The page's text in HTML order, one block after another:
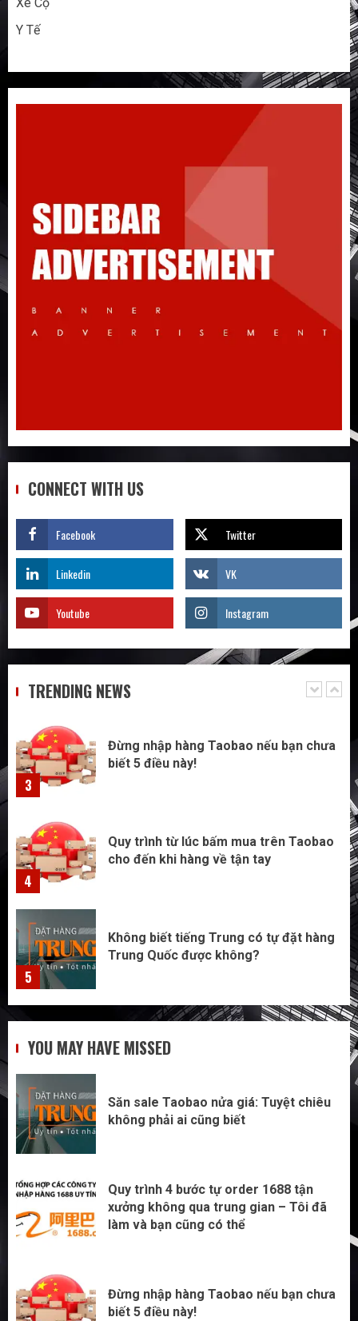
Y Tế
CONNECT WITH US
Facebook Twitter
Linkedin VK
Youtube Instagram
TRENDING NEWS
Đừng nhập hàng Taobao nếu bạn chưa
biết 5 điều này!
5
1
Săn sale Taobao nửa giá: Tuyệt chiêu
không phải ai cũng biết
2
xưởng không qua trung gian – Tôi đã
3
Đừng nhập hàng Taobao nếu bạn chưa
biết 5 điều này!
4
Quy trình từ lúc bấm mua trên Taobao
cho đến khi hàng về tận tay
5
Không biết tiếng Trung có tự đặt hàng
Trung Quốc được không?
1
không phải ai cũng biết
Quy trình 4 bước tự order 1688 tận
Đừng nhập hàng Taobao nếu bạn chưa
YOU MAY HAVE MISSED
Săn sale Taobao nửa giá: Tuyệt chiêu
không phải ai cũng biết
Quy trình 4 bước tự order 1688 tận
xưởng không qua trung gian – Tôi đã
làm và bạn cũng có thể
Đừng nhập hàng Taobao nếu bạn chưa
biết 5 điều này!